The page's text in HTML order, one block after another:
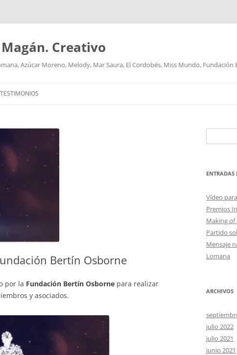
Creativo
Azúcar Moreno, Melody, Mar Saura, El Cordobés, Miss Mundo,
TESTIMONIOS
Bertín Osborne
por la Fundación Bertín Osborne para realizar
y asociados.
ENTRADAS
Vídeo
Premios
Making of
Partido
Mensaje
Lomana
ARCHIVOS
julio 2022
julio 2021
junio 2021